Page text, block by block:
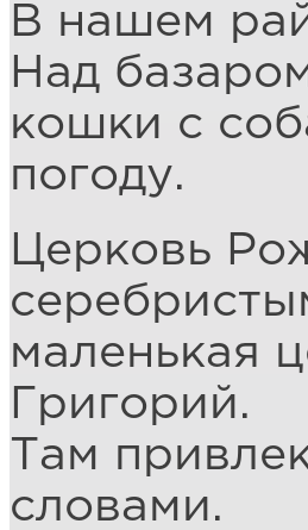
В нашем
Над
кошки с
погоду.
Церковь
маленькая
Григорий.
Там
словами.